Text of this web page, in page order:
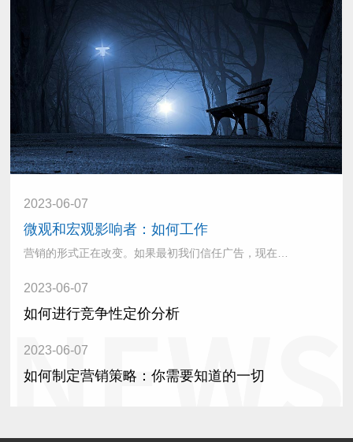
2023-06-07
微观和宏观影响者：如何工作
2023-06-07
如何进行竞争性定价分析
2023-06-07
如何制定营销策略：你需要知道的一切